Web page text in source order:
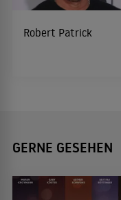
Robert Patrick
GERNE GESEHEN